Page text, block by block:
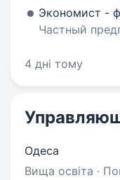
Экономист -
Частный
4 дні тому
Одеса
Вища освіта ·